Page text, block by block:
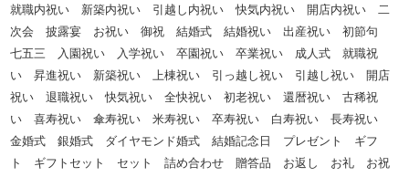
就職内祝い 新築内祝い 引越し内祝い 快気内祝い 開店内祝い 二
次会 披露宴 お祝い 御祝 結婚式 結婚祝い 出産祝い 初節句
七五三 入園祝い 入学祝い 卒園祝い 卒業祝い 成人式 就職祝
い 昇進祝い 新築祝い 上棟祝い 引っ越し祝い 引越し祝い 開店
祝い 退職祝い 快気祝い 全快祝い 初老祝い 還暦祝い 古稀祝
い 喜寿祝い 傘寿祝い 米寿祝い 卒寿祝い 白寿祝い 長寿祝い
金婚式 銀婚式 ダイヤモンド婚式 結婚記念日 プレゼント ギフ
ト ギフトセット セット 詰め合わせ 贈答品 お返し お礼 お祝